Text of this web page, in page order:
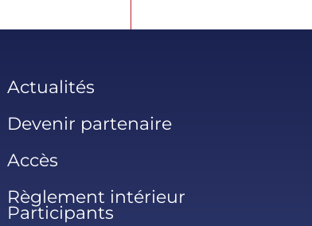
Actualités
Devenir partenaire
Accès
Règlement intérieur
Participants